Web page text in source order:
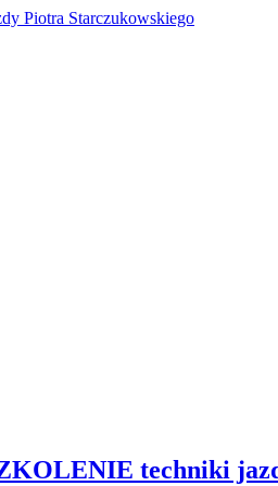
techniki